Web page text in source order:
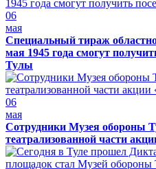
06
мая
Специальный тираж
мая 1945 года смогут
Тулы
06
мая
Сотрудники Музея обороны
театрализованной части